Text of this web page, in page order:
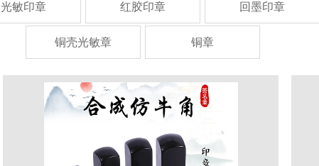
光敏印章 红胶印章 回墨印章
铜壳光敏章 铜章